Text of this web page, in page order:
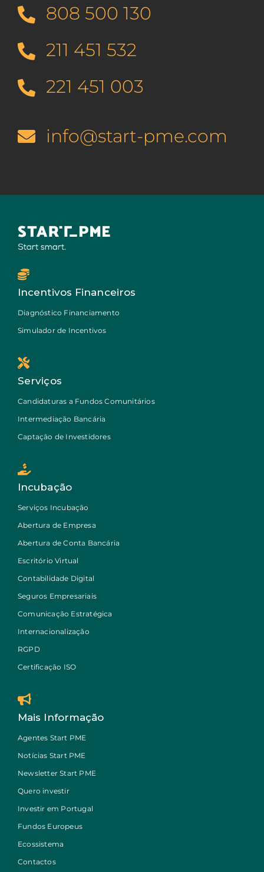
808 500 130
211 451 532
221 451 003
info@start-pme.com
Incentivos Financeiros
Diagnóstico Financiamento
Simulador de Incentivos
Serviços
Candidaturas a Fundos Comunitários
Intermediação Bancária
Captação de Investidores
Incubação
Serviços Incubação
Abertura de Empresa
Abertura de Conta Bancária
Escritório Virtual
Contabilidade Digital
Seguros Empresariais
Comunicação Estratégica
Internacionalização
RGPD
Certificação ISO
Mais Informação
Agentes Start PME
Notícias Start PME
Newsletter Start PME
Quero investir
Investir em Portugal
Fundos Europeus
Ecossistema
Contactos